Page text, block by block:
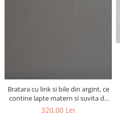
Bratara cu link si bile din argint, ce
contine lapte matern si suvita de
par a bebelusului
320,00 Lei